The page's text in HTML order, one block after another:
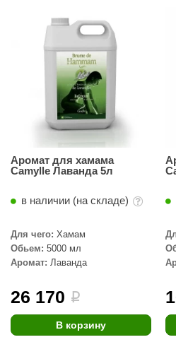
Аромат для хамама
Camylle Лаванда 5л
в наличии (на складе)
Для чего: Хамам
Обьем: 5000 мл
Аромат: Лаванда
26 170 i
В корзину